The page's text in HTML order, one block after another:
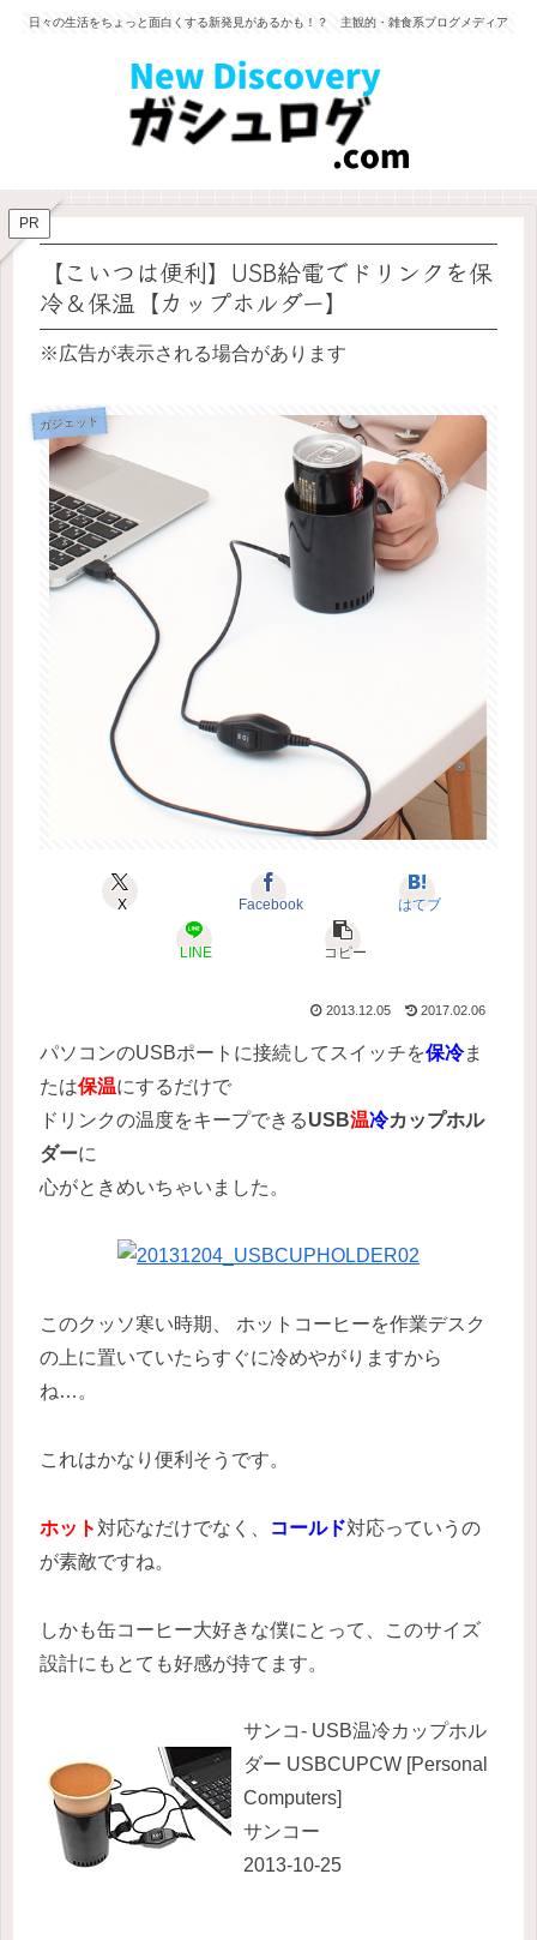
日々の生活をちょっと面白くする新発見があるかも！？ 主観的・雑食系ブログメディア
PR
【こいつは便利】USB給電でドリンクを保
冷＆保温【カップホルダー】
※広告が表示される場合があります
ガジェット
X Facebook はてブ
LINE コピー
2013.12.05 2017.02.06
パソコンのUSBポートに接続してスイッチを保冷ま
たは保温にするだけで
ドリンクの温度をキープできるUSB温冷カップホル
ダーに
心がときめいちゃいました。
このクッソ寒い時期、 ホットコーヒーを作業デスク
の上に置いていたらすぐに冷めやがりますから
ね…。
これはかなり便利そうです。
ホット 対応なだけでなく、 コールド対応っていうの
が素敵ですね。
しかも缶コーヒー大好きな僕にとって、このサイズ
設計にもとても好感が持てます。
サンコ- USB温冷カップホル
ダー USBCUPCW [Personal
Computers]
サンコー
2013-10-25